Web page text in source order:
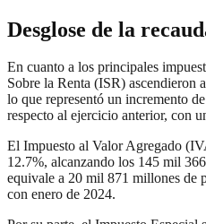
Desglose de la
En cuanto a los principales
Sobre la Renta (ISR) ascendieron
lo que representó un incremento
respecto al ejercicio anterior, con
El Impuesto al Valor Agregado
12.7%, alcanzando los 145 mil
equivale a 20 mil 871 millones de
con enero de 2024.